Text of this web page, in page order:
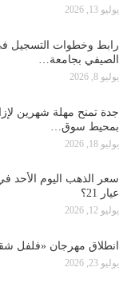
يوليو 13, 2026
رابط وخطوات التسجيل
الصيفي بجامعة…
يوليو 8, 2026
جدة تمنح مهلة شهرين
بمحيط سوق…
يوليو 18, 2026
سعر الذهب اليوم
عيار 21؟
يوليو 12, 2026
انطلاق مهرجان «فلفل
يوليو 23, 2026